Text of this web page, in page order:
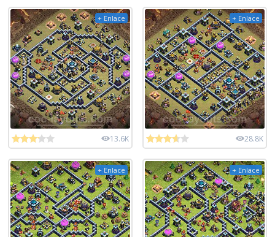
+ Enlace
13.6K
+ Enlace
28.8K
+ Enlace + Enlace